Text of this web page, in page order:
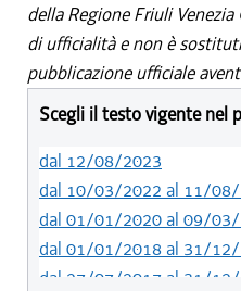
della Regione Friuli
di ufficialità e non è
pubblicazione ufficiale
Scegli il testo vigente nel
dal 12/08/2023
dal 10/03/2022 al 11/
dal 01/01/2020 al 09/
dal 01/01/2018 al 31/
dal 27/07/2017 al 31/